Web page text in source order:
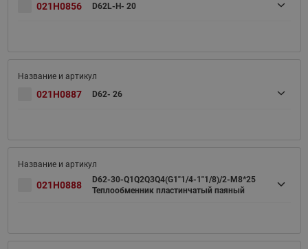
021H0856 D62L-H- 20
021H0887 D62- 26
021H0888
D62-30-Q1Q2Q3Q4(G1"1/4-1"1/8)/2-M8*25
Теплообменник пластинчатый паяный